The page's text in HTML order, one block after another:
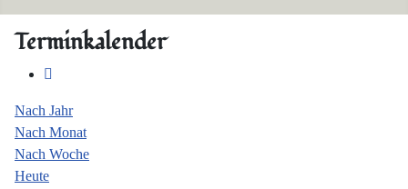
Terminkalender
Nach Jahr
Nach Monat
Nach Woche
Heute